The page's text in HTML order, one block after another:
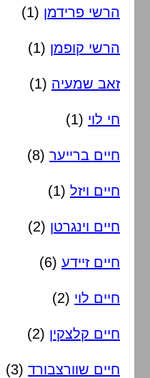
הרשי פרידמן (1)
הרשי קופמן (1)
זאב שמעיה (1)
חי לוי (1)
חיים ברייער (8)
חיים ויזל (1)
חיים וינגרטן (2)
חיים זיידע (6)
חיים לוי (2)
חיים קלצקין (2)
חיים שוורצבורד (3)